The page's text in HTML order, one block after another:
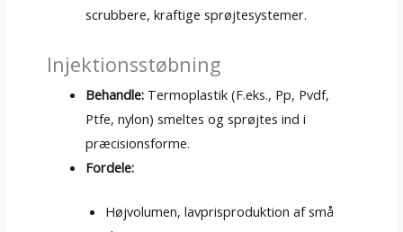
scrubbere, kraftige sprøjtesystemer.
Injektionsstøbning
Behandle: Termoplastik (F.eks., Pp, Pvdf,
Ptfe, nylon) smeltes og sprøjtes ind i
præcisionsforme.
Fordele:
Højvolumen, lavprisproduktion af små